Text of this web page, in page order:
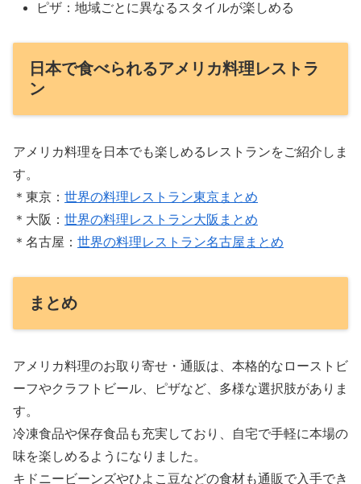
ピザ：地域ごとに異なるスタイルが楽しめる
日本で食べられるアメリカ料理レストラ
ン
アメリカ料理を日本でも楽しめるレストランをご紹介しま
す。
＊東京： 世界の料理レストラン東京まとめ
＊大阪： 世界の料理レストラン大阪まとめ
＊名古屋： 世界の料理レストラン名古屋まとめ
まとめ
アメリカ料理のお取り寄せ・通販は、本格的なローストビ
ーフやクラフトビール、ピザなど、多様な選択肢がありま
す。
冷凍食品や保存食品も充実しており、自宅で手軽に本場の
味を楽しめるようになりました。
キドニービーンズやひよこ豆などの食材も通販で入手でき